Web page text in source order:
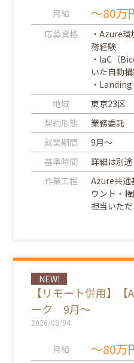
月給 ～80万
応募資格
・Azure
務経験
・IaC（
いた自動
・
地域
東京23区
契約形態
業務委託
就業期間
9月～
基準時間
詳細は別
作業工程
Azure共通
ウント・
担当いただ
NEW!
【リモート併用】
ーク 9月～
2026/08/04
月給 ～80万